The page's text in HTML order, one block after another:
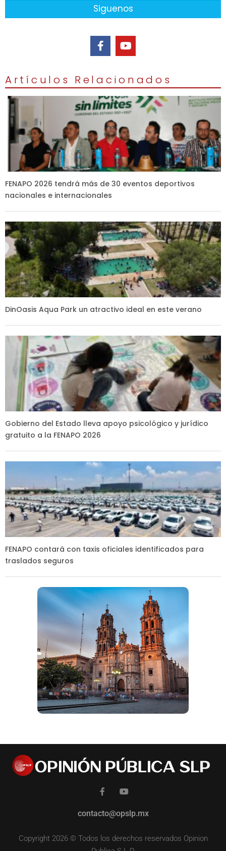
Siguenos
Artículos Relacionados
FENAPO 2026 tendrá más de 30 eventos deportivos
nacionales e internacionales
DinOasis Aqua Park un atractivo ideal en este verano
Gobierno del Estado lleva apoyo psicológico y jurídico
gratuito a la FENAPO 2026
FENAPO contará con taxis oficiales identificados para
traslados seguros
contacto@opslp.mx
Copyright 2026 © Todos los derechos reservados Opinion